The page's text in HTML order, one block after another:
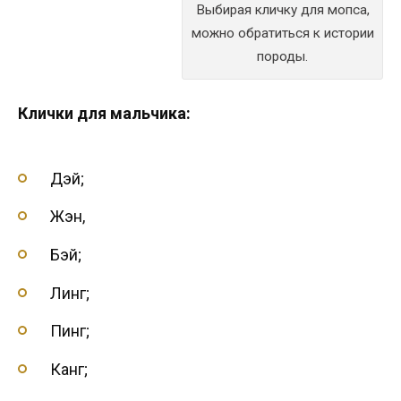
Выбирая кличку для мопса,
можно обратиться к истории
породы.
Клички для мальчика:
Дэй;
Жэн,
Бэй;
Линг;
Пинг;
Канг;